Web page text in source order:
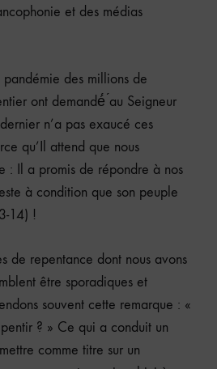
et des médias
des millions de
ont demandé́ ́au Seigneur
n’a pas exaucé ces
qu’Il attend que nous
: Il a promis de répondre à nos
à condition que son peuple
14) !
de repentance dont nous avons
être sporadiques et
souvent cette remarque : «
? » Ce qui a conduit un
comme titre sur un